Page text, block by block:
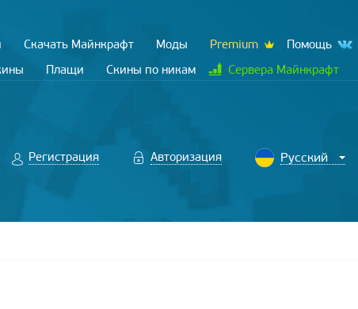
Скачать Майнкрафт Моды Premium
Помощь
Плащи Скины по никам Сервера Майнкрафт
Регистрация Авторизация